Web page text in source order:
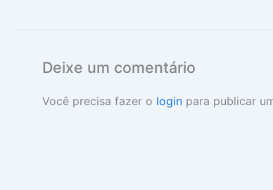
Deixe um comentário
Você precisa fazer o login para publicar